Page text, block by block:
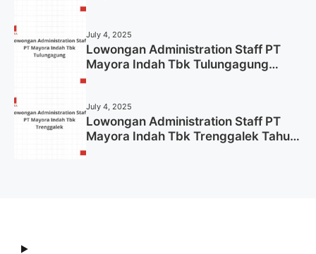
July 4, 2025
Lowongan Administration Staff PT
Mayora Indah Tbk Tulungagung
July 4, 2025
Lowongan Administration Staff PT
Mayora Indah Tbk Trenggalek Tahun